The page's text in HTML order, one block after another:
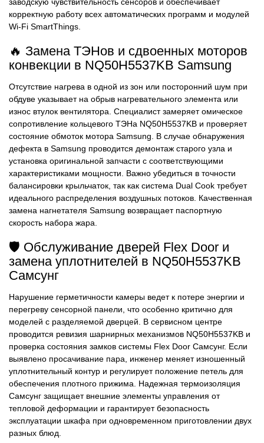
заводскую чувствительность сенсоров и обеспечивает
корректную работу всех автоматических программ и модулей
Wi-Fi SmartThings.
🔥 Замена ТЭНов и сдвоенных моторов
конвекции в NQ50H5537KB Samsung
Отсутствие нагрева в одной из зон или посторонний шум при
обдуве указывает на обрыв нагревательного элемента или
износ втулок вентилятора. Специалист замеряет омическое
сопротивление кольцевого ТЭНа NQ50H5537KB и проверяет
состояние обмоток мотора Samsung. В случае обнаружения
дефекта в Samsung проводится демонтаж старого узла и
установка оригинальной запчасти с соответствующими
характеристиками мощности. Важно убедиться в точности
балансировки крыльчаток, так как система Dual Cook требует
идеального распределения воздушных потоков. Качественная
замена нагнетателя Samsung возвращает паспортную
скорость набора жара.
🛡️ Обслуживание дверей Flex Door и
замена уплотнителей в NQ50H5537KB
Самсунг
Нарушение герметичности камеры ведет к потере энергии и
перегреву сенсорной панели, что особенно критично для
моделей с разделяемой дверцей. В сервисном центре
проводится ревизия шарнирных механизмов NQ50H5537KB и
проверка состояния замков системы Flex Door Самсунг. Если
выявлено просачивание пара, инженер меняет изношенный
уплотнительный контур и регулирует положение петель для
обеспечения плотного прижима. Надежная термоизоляция
Самсунг защищает внешние элементы управления от
тепловой деформации и гарантирует безопасность
эксплуатации шкафа при одновременном приготовлении двух
разных блюд.